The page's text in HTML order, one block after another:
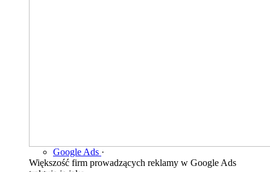
Google Ads ·
Większość firm prowadzących reklamy w Google Ads